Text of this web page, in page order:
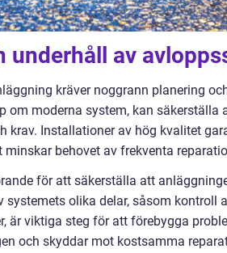
underhåll av
kräver noggrann planering
om moderna system, kan
krav. Installationer av hög kvalitet
behovet av frekventa
för att säkerställa att
systemets olika delar, såsom kontroll
är viktiga steg för att förebygga
och skyddar mot kostsamma